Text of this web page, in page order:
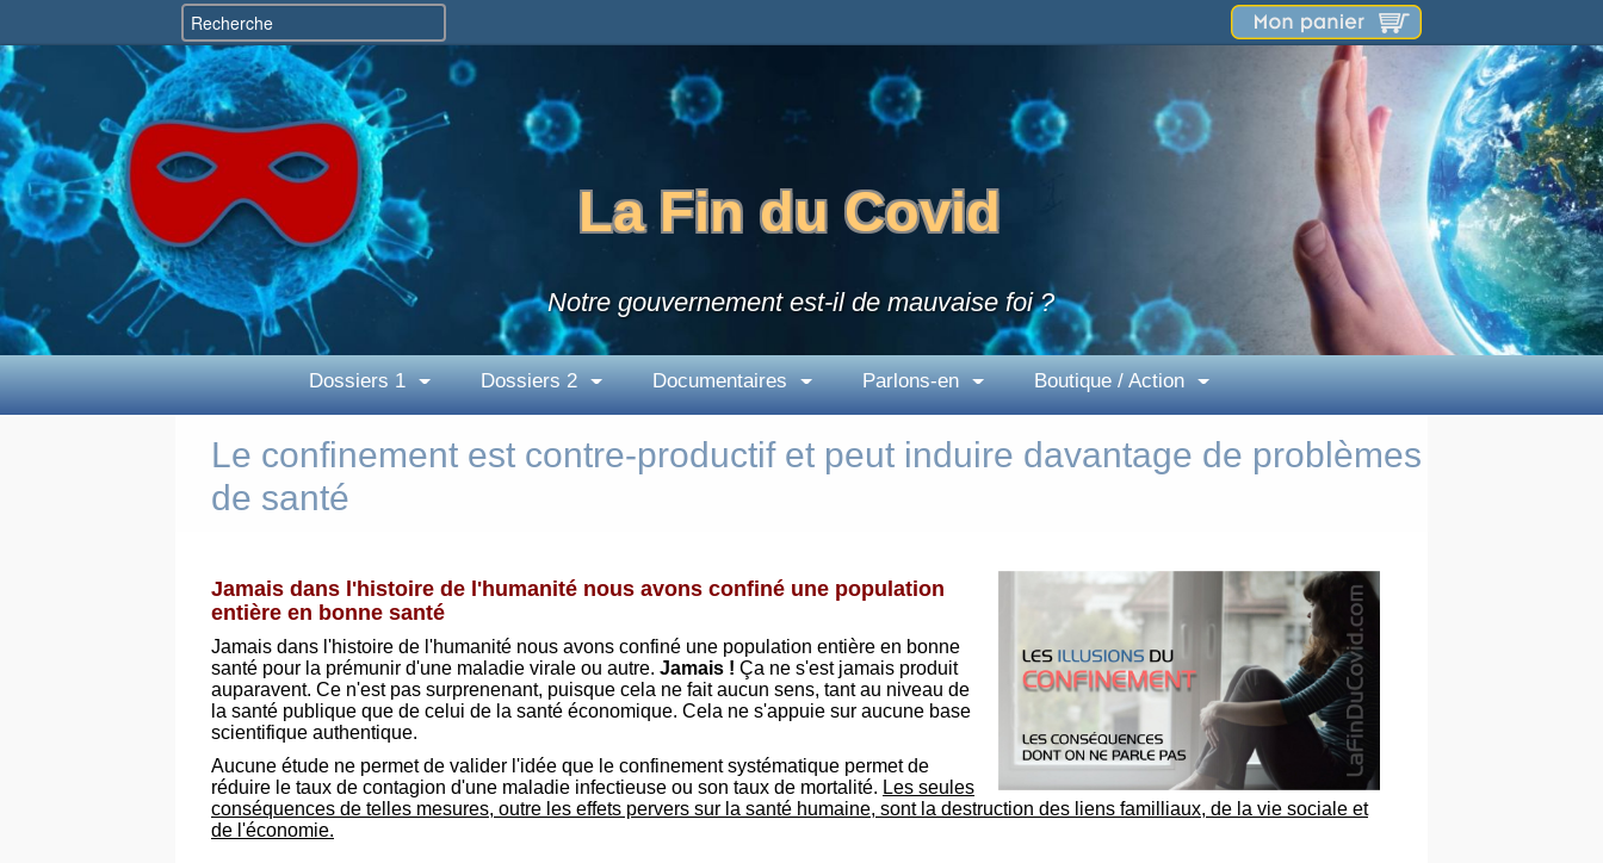
La Fin du Covid
Notre gouvernement est-il de mauvaise foi ?
Dossiers 1 Dossiers 2 Documentaires Parlons-en Boutique / Action
Le confinement est contre-productif et peut induire davantage de problèmes
de santé
Jamais dans l'histoire de l'humanité nous avons confiné une population
entière en bonne santé
Jamais dans l'histoire de l'humanité nous avons confiné une population entière en bonne
santé pour la prémunir d'une maladie virale ou autre. Jamais ! Ça ne s'est jamais produit
auparavent. Ce n'est pas surprenenant, puisque cela ne fait aucun sens, tant au niveau de
la santé publique que de celui de la santé économique. Cela ne s'appuie sur aucune base
scientifique authentique.
Aucune étude ne permet de valider l'idée que le confinement systématique permet de
réduire le taux de contagion d'une maladie infectieuse ou son taux de mortalité. Les seules
conséquences de telles mesures, outre les effets pervers sur la santé humaine, sont la destruction des liens familliaux, de la vie sociale et
de l'économie.